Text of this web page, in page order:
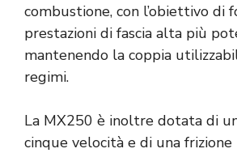
combustione, con l’obiettivo di
prestazioni di fascia alta più
mantenendo la coppia
regimi.
La MX250 è inoltre dotata di
cinque velocità e di una frizione